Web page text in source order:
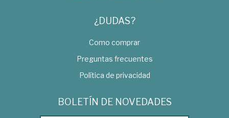
¿DUDAS?
Como comprar
Preguntas frecuentes
Política de privacidad
BOLETÍN DE NOVEDADES